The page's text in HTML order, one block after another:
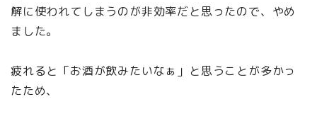
解に使われてしまうのが非効率だと思ったので、やめ
ました。
疲れると「お酒が飲みたいなぁ」と思うことが多かっ
たため、